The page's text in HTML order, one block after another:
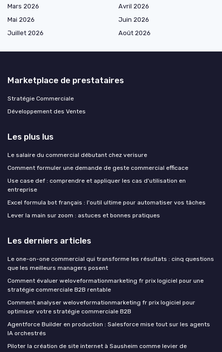
Mars 2026
Avril 2026
Mai 2026
Juin 2026
Juillet 2026
Août 2026
Marketplace de prestataires
Stratégie Commerciale
Développement des Ventes
Les plus lus
Le salaire du commercial débutant chez verisure
Comment formuler une demande de geste commercial efficace
Use case def : comprendre et appliquer les cas d'utilisation en
entreprise
Excel formula bot français : l'outil ultime pour automatiser vos tâches
Lever la main sur zoom : astuces et bonnes pratiques
Les derniers articles
Le one-on-one commercial qui transforme les résultats : cinq questions
que les meilleurs managers posent
Comment évaluer weloveformationmarketing fr prix logiciel pour une
stratégie commerciale B2B rentable
Comment analyser weloveformationmarketing fr prix logiciel pour
optimiser votre stratégie commerciale B2B
Agentforce Builder en production : Salesforce mise tout sur les agents
IA orchestrés
Piloter la création de site internet à Sausheim comme levier de